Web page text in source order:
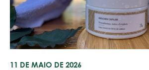
11 DE MAIO DE 2026